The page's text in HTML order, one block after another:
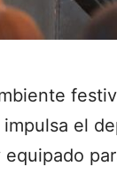
impulsa el
equipado